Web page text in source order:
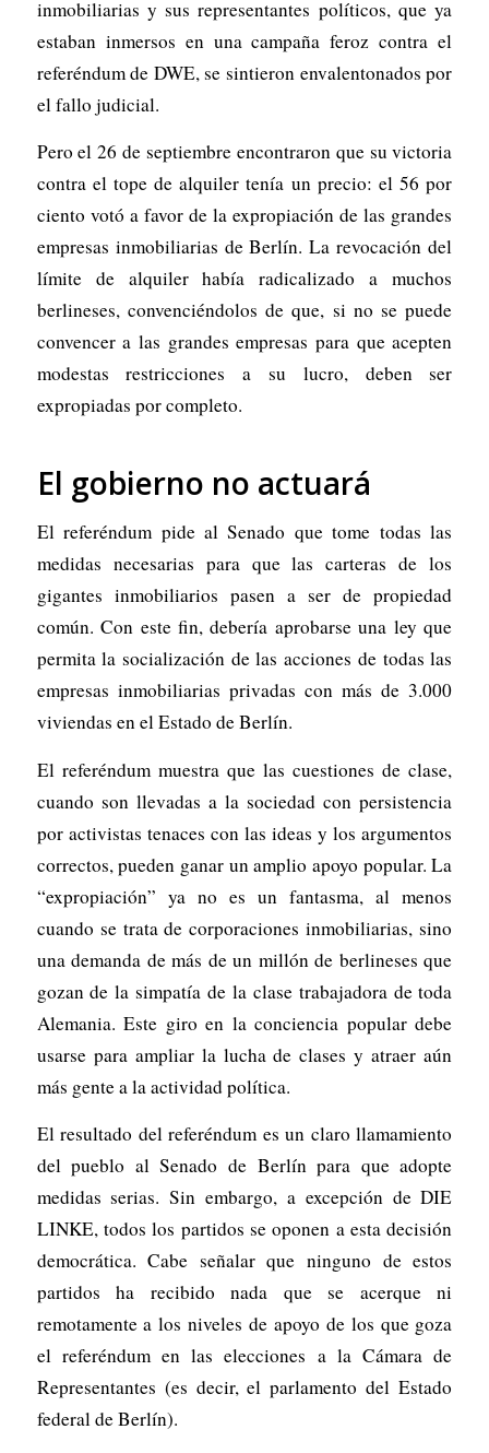
inmobiliarias y sus representantes políticos, que ya
estaban inmersos en una campaña feroz contra el
referéndum de DWE, se sintieron envalentonados por
el fallo judicial.
Pero el 26 de septiembre encontraron que su victoria
contra el tope de alquiler tenía un precio: el 56 por
ciento votó a favor de la expropiación de las grandes
empresas inmobiliarias de Berlín. La revocación del
límite de alquiler había radicalizado a muchos
berlineses, convenciéndolos de que, si no se puede
convencer a las grandes empresas para que acepten
modestas restricciones a su lucro, deben ser
expropiadas por completo.
El gobierno no actuará
El referéndum pide al Senado que tome todas las
medidas necesarias para que las carteras de los
gigantes inmobiliarios pasen a ser de propiedad
común. Con este fin, debería aprobarse una ley que
permita la socialización de las acciones de todas las
empresas inmobiliarias privadas con más de 3.000
viviendas en el Estado de Berlín.
El referéndum muestra que las cuestiones de clase,
cuando son llevadas a la sociedad con persistencia
por activistas tenaces con las ideas y los argumentos
correctos, pueden ganar un amplio apoyo popular. La
“expropiación” ya no es un fantasma, al menos
cuando se trata de corporaciones inmobiliarias, sino
una demanda de más de un millón de berlineses que
gozan de la simpatía de la clase trabajadora de toda
Alemania. Este giro en la conciencia popular debe
usarse para ampliar la lucha de clases y atraer aún
más gente a la actividad política.
El resultado del referéndum es un claro llamamiento
del pueblo al Senado de Berlín para que adopte
medidas serias. Sin embargo, a excepción de DIE
LINKE, todos los partidos se oponen a esta decisión
democrática. Cabe señalar que ninguno de estos
partidos ha recibido nada que se acerque ni
remotamente a los niveles de apoyo de los que goza
el referéndum en las elecciones a la Cámara de
Representantes (es decir, el parlamento del Estado
federal de Berlín).